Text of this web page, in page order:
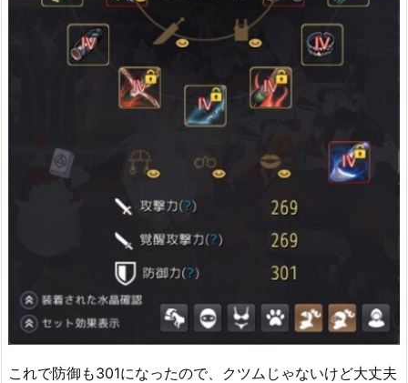
これで防御も301になったので、クツムじゃないけど大丈夫